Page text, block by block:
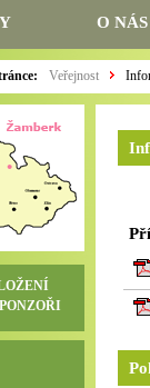
O NÁS
Veřejnost